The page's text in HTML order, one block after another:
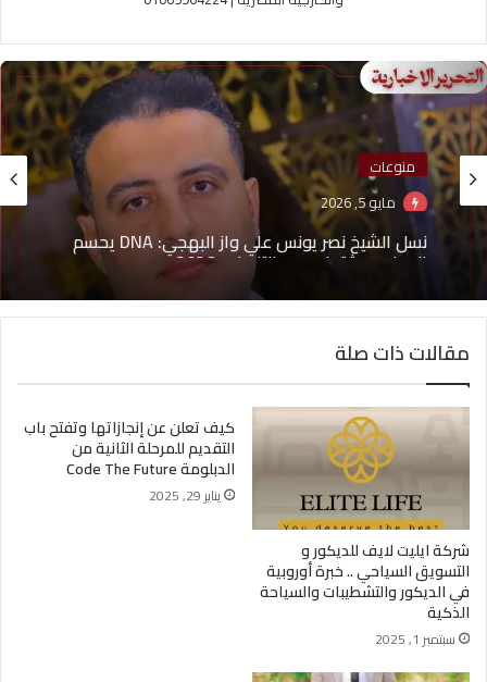
منوعات
مايو 5, 2026
نسل الشيخ نصر يونس علي واز البهجي: DNA يحسم
الجدل ويوثق نسبهم التاريخي 2026
مقالات ذات صلة
شركة ايليت لايف للديكور و
التسويق السياحي .. خبرة أوروبية
في الديكور والتشطيبات والسياحة
الذكية
سبتمبر 1, 2025
كيف تعلن عن إنجازاتها وتفتح باب
التقديم للمرحلة الثانية من
الدبلومة Code The Future
يناير 29, 2025